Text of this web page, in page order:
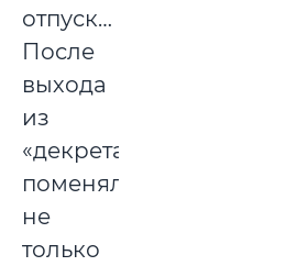
отпуск…
После
выхода
из
«декрета»
поменяла
не
только